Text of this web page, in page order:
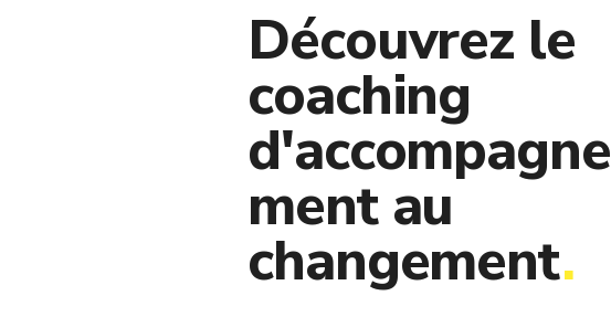
Découvrez le
coaching
d'accompagne
ment au
changement
.